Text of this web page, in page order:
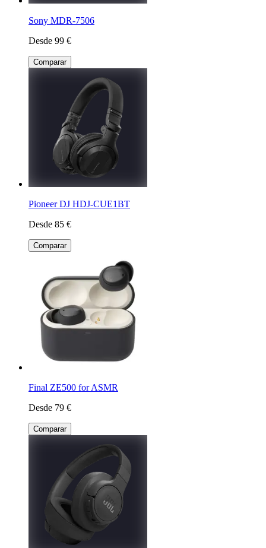
Sony MDR-7506
Desde 99 €
Comparar
Pioneer DJ HDJ-CUE1BT
Desde 85 €
Comparar
Final ZE500 for ASMR
Desde 79 €
Comparar